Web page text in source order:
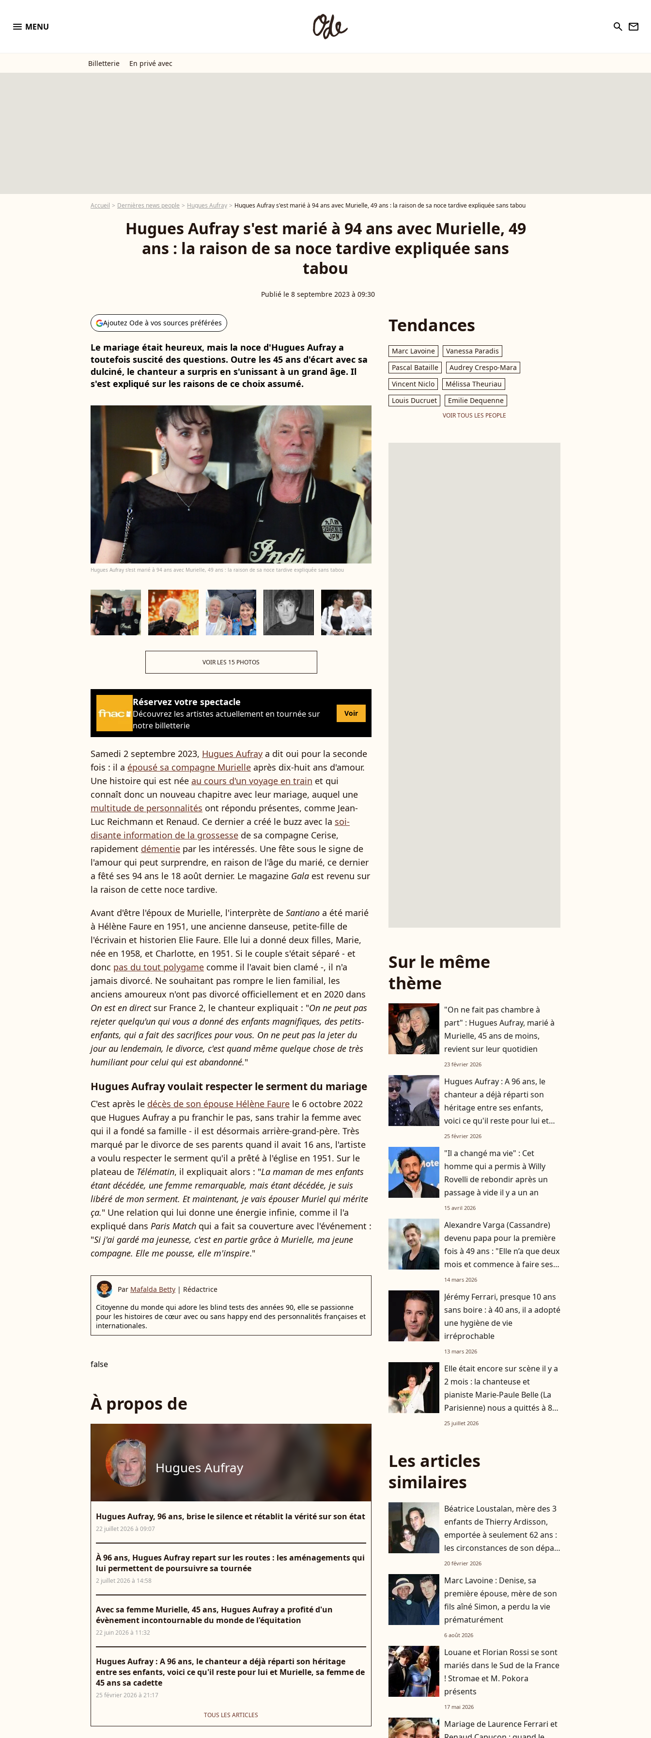
menu MENU search newsletter
Billetterie En privé avec
Accueil Dernières news people Hugues Aufray Hugues Aufray s'est marié à 94 ans avec Murielle, 49 ans : la raison de sa noce tardive expliquée sans tabou
Hugues Aufray s'est marié à 94 ans avec Murielle, 49
ans : la raison de sa noce tardive expliquée sans
tabou
Publié le 8 septembre 2023 à 09:30
Ajoutez Ode à vos sources préférées
Le mariage était heureux, mais la noce d'Hugues Aufray a
toutefois suscité des questions. Outre les 45 ans d'écart avec sa
dulciné, le chanteur a surpris en s'unissant à un grand âge. Il
s'est expliqué sur les raisons de ce choix assumé.
Hugues Aufray s'est marié à 94 ans avec Murielle, 49 ans : la raison de sa noce tardive expliquée sans tabou
VOIR LES 15 PHOTOS
Réservez votre spectacle
Découvrez les artistes actuellement en tournée sur
notre billetterie
Voir
Samedi 2 septembre 2023, Hugues Aufray a dit oui pour la seconde
fois : il a épousé sa compagne Murielle après dix-huit ans d'amour.
Une histoire qui est née au cours d'un voyage en train et qui
connaît donc un nouveau chapitre avec leur mariage, auquel une
multitude de personnalités ont répondu présentes, comme Jean-
Luc Reichmann et Renaud. Ce dernier a créé le buzz avec la soi-
disante information de la grossesse de sa compagne Cerise,
rapidement démentie par les intéressés. Une fête sous le signe de
l'amour qui peut surprendre, en raison de l'âge du marié, ce dernier
a fêté ses 94 ans le 18 août dernier. Le magazine Gala est revenu sur
la raison de cette noce tardive.
Avant d'être l'époux de Murielle, l'interprète de Santiano a été marié
à Hélène Faure en 1951, une ancienne danseuse, petite-fille de
l'écrivain et historien Elie Faure. Elle lui a donné deux filles, Marie,
née en 1958, et Charlotte, en 1951. Si le couple s'était séparé - et
donc pas du tout polygame comme il l'avait bien clamé -, il n'a
jamais divorcé. Ne souhaitant pas rompre le lien familial, les
anciens amoureux n'ont pas divorcé officiellement et en 2020 dans
On est en directsur France 2, le chanteur expliquait : "On ne peut pas
rejeter quelqu'un qui vous a donné des enfants magnifiques, des petits-
enfants, qui a fait des sacrifices pour vous. On ne peut pas la jeter du
jour au lendemain, le divorce, c'est quand même quelque chose de très
humiliant pour celui qui est abandonné."
Hugues Aufray voulait respecter le serment du mariage
C'est après le décès de son épouse Hélène Faure le 6 octobre 2022
que Hugues Aufray a pu franchir le pas, sans trahir la femme avec
qui il a fondé sa famille - il est désormais arrière-grand-père. Très
marqué par le divorce de ses parents quand il avait 16 ans, l'artiste
a voulu respecter le serment qu'il a prêté à l'église en 1951. Sur le
plateau de Télématin, il expliquait alors : "La maman de mes enfants
étant décédée, une femme remarquable, mais étant décédée, je suis
libéré de mon serment. Et maintenant, je vais épouser Muriel qui mérite
ça." Une relation qui lui donne une énergie infinie, comme il l'a
expliqué dans Paris Match qui a fait sa couverture avec l'événement :
"Si j'ai gardé ma jeunesse, c'est en partie grâce à Murielle, ma jeune
compagne. Elle me pousse, elle m'inspire."
Par Mafalda Betty | Rédactrice
Citoyenne du monde qui adore les blind tests des années 90, elle se passionne
pour les histoires de cœur avec ou sans happy end des personnalités françaises et
internationales.
false
À propos de
Hugues Aufray
Hugues Aufray, 96 ans, brise le silence et rétablit la vérité sur son état
22 juillet 2026 à 09:07
À 96 ans, Hugues Aufray repart sur les routes : les aménagements qui
lui permettent de poursuivre sa tournée
2 juillet 2026 à 14:58
Avec sa femme Murielle, 45 ans, Hugues Aufray a profité d'un
évènement incontournable du monde de l'équitation
22 juin 2026 à 11:32
Hugues Aufray : A 96 ans, le chanteur a déjà réparti son héritage
entre ses enfants, voici ce qu'il reste pour lui et Murielle, sa femme de
45 ans sa cadette
25 février 2026 à 21:17
TOUS LES ARTICLES
Tendances
Marc Lavoine
Vanessa Paradis
Pascal Bataille
Audrey Crespo-Mara
Vincent Niclo
Mélissa Theuriau
Louis Ducruet
Emilie Dequenne
VOIR TOUS LES PEOPLE
Sur le même
thème
"On ne fait pas chambre à
part" : Hugues Aufray, marié à
Murielle, 45 ans de moins,
revient sur leur quotidien
23 février 2026
Hugues Aufray : A 96 ans, le
chanteur a déjà réparti son
héritage entre ses enfants,
voici ce qu'il reste pour lui et
Murielle, sa femme de 45 ans
25 février 2026
"Il a changé ma vie" : Cet
homme qui a permis à Willy
Rovelli de rebondir après un
passage à vide il y a un an
15 avril 2026
Alexandre Varga (Cassandre)
devenu papa pour la première
fois à 49 ans : "Elle n’a que deux
mois et commence à faire ses
nuits"
14 mars 2026
Jérémy Ferrari, presque 10 ans
sans boire : à 40 ans, il a adopté
une hygiène de vie
irréprochable
13 mars 2026
Elle était encore sur scène il y a
2 mois : la chanteuse et
pianiste Marie-Paule Belle (La
Parisienne) nous a quittés à 80
ans
25 juillet 2026
Les articles
similaires
Béatrice Loustalan, mère des 3
enfants de Thierry Ardisson,
emportée à seulement 62 ans :
les circonstances de son départ
connues
20 février 2026
Marc Lavoine : Denise, sa
première épouse, mère de son
fils aîné Simon, a perdu la vie
prématurément
6 août 2026
Louane et Florian Rossi se sont
mariés dans le Sud de la France
! Stromae et M. Pokora
présents
17 mai 2026
Mariage de Laurence Ferrari et